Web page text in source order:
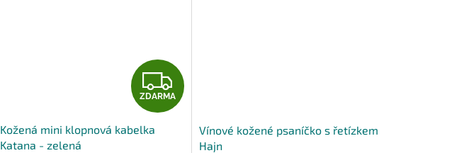
Z
D
ZDARMA
Kožená mini klopnová kabelka
Katana - zelená
Vínové kožené psaníčko s řetízkem
Hajn